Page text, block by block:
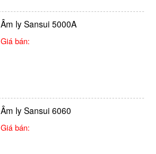
Âm ly Sansui 5000A
Giá bán:
Âm ly Sansui 6060
Giá bán: